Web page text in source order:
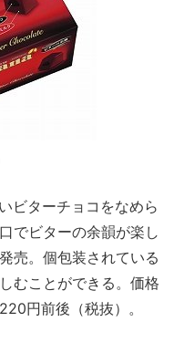
ビターチョコをなめら
でビターの余韻が楽し
売。個包装されている
むことができる。価格
円前後（税抜）。